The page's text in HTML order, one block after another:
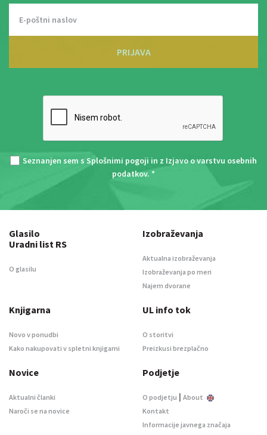
PRIJAVA
Seznanjen sem s Splošnimi pogoji in z Izjavo o varstvu osebnih
podatkov. *
Glasilo
Uradni list RS
O glasilu
Izobraževanja
Aktualna izobraževanja
Izobraževanja po meri
Najem dvorane
Knjigarna
Novo v ponudbi
Kako nakupovati v spletni knjigarni
UL info tok
O storitvi
Preizkusi brezplačno
Novice
Aktualni članki
Naroči se na novice
Podjetje
O podjetju | About
Kontakt
Informacije javnega značaja